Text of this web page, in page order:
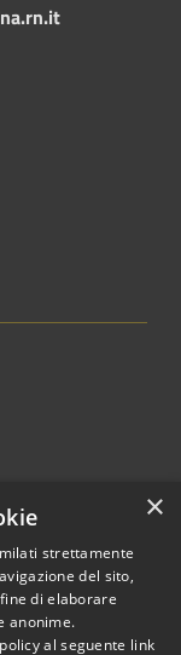
© 2026 • Comune di
×
strettamente
del sito,
di elaborare
anonime.
al seguente link